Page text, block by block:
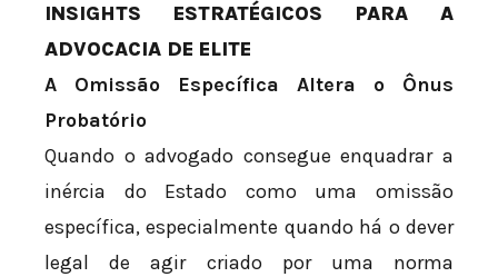
INSIGHTS ESTRATÉGICOS PARA A
ADVOCACIA DE ELITE
A Omissão Específica Altera o Ônus
Probatório
Quando o advogado consegue enquadrar a
inércia do Estado como uma omissão
específica, especialmente quando há o dever
legal de agir criado por uma norma